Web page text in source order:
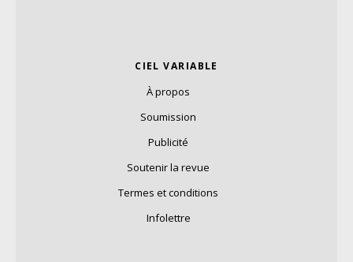
CIEL VARIABLE
À propos
Soumission
Publicité
Soutenir la revue
Termes et conditions
Infolettre